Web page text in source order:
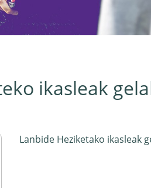
ikasleak
Lanbide Heziketako ikasleak